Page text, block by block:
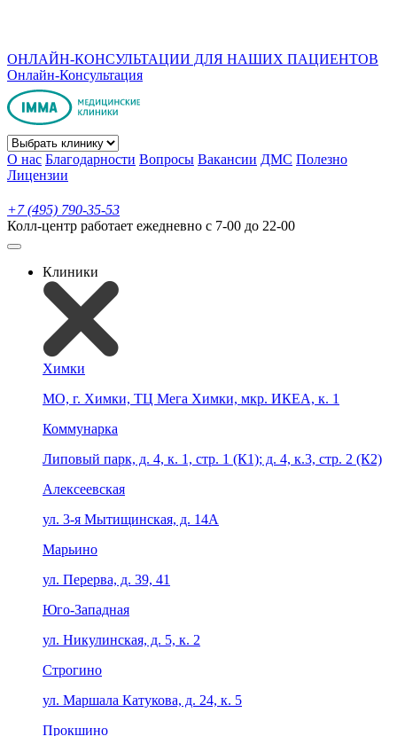
ОНЛАЙН-КОНСУЛЬТАЦИИ ДЛЯ НАШИХ ПАЦИЕНТОВ
Онлайн-Консультация
О нас Благодарности Вопросы Вакансии ДМС Полезно
Лицензии
+7 (495) 790-35-53
Колл-центр работает ежедневно с 7-00 до 22-00
Клиники
Химки
МО, г. Химки, ТЦ Мега Химки, мкр. ИКЕА, к. 1
Коммунарка
Липовый парк, д. 4, к. 1, стр. 1 (К1); д. 4, к.3, стр. 2 (К2)
Алексеевская
ул. 3-я Мытищинская, д. 14А
Марьино
ул. Перерва, д. 39, 41
Юго-Западная
ул. Никулинская, д. 5, к. 2
Строгино
ул. Маршала Катукова, д. 24, к. 5
Прокшино